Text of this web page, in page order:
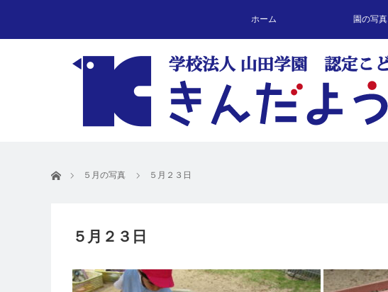
ホーム 園の写真
ホーム ５月の写真 ５月２３日
５月２３日